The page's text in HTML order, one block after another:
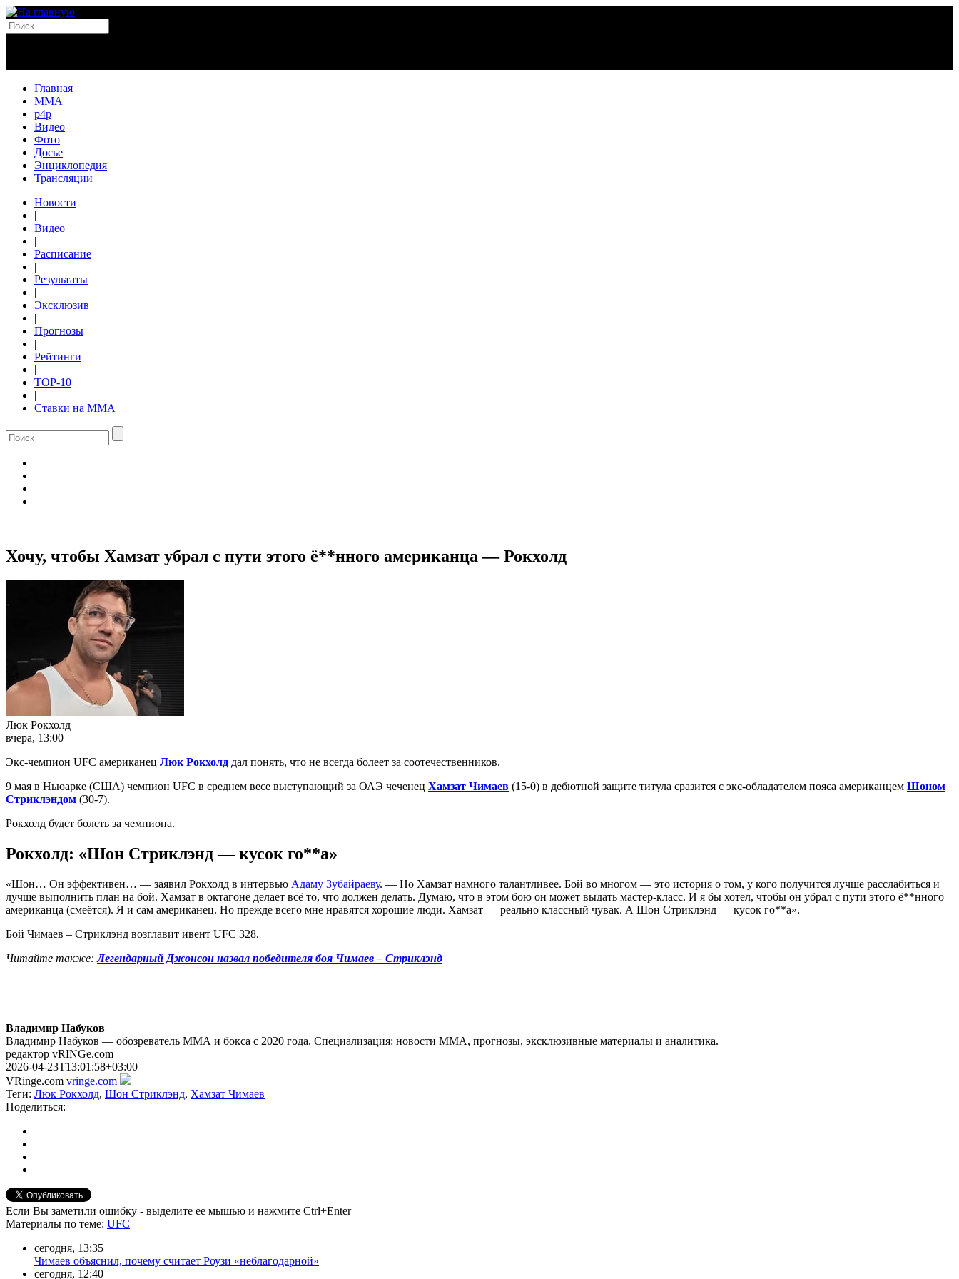
Главная
MMA
p4p
Видео
Фото
Досье
Энциклопедия
Трансляции
Новости
|
Видео
|
Расписание
|
Результаты
|
Эксклюзив
|
Прогнозы
|
Рейтинги
|
TOP-10
|
Ставки на ММА
Хочу, чтобы Хамзат убрал с пути этого ё**нного американца — Рокхолд
Люк Рокхолд
вчера, 13:00
Экс-чемпион UFC американец Люк Рокхолд дал понять, что не всегда болеет за соотечественников.
9 мая в Ньюарке (США) чемпион UFC в среднем весе выступающий за ОАЭ чеченец Хамзат Чимаев (15-0) в дебютной защите титула сразится с экс-обладателем пояса американцем Шоном
Стриклэндом (30-7).
Рокхолд будет болеть за чемпиона.
Рокхолд: «Шон Стриклэнд — кусок го**а»
«Шон… Он эффективен… — заявил Рокхолд в интервью Адаму Зубайраеву. — Но Хамзат намного талантливее. Бой во многом — это история о том, у кого получится лучше расслабиться и
лучше выполнить план на бой. Хамзат в октагоне делает всё то, что должен делать. Думаю, что в этом бою он может выдать мастер-класс. И я бы хотел, чтобы он убрал с пути этого ё**нного
американца (смеётся). Я и сам американец. Но прежде всего мне нравятся хорошие люди. Хамзат — реально классный чувак. А Шон Стриклэнд — кусок го**а».
Бой Чимаев – Стриклэнд возглавит ивент UFC 328.
Читайте также: Легендарный Джонсон назвал победителя боя Чимаев – Стриклэнд
Владимир Набуков
Владимир Набуков — обозреватель ММА и бокса с 2020 года. Специализация: новости ММА, прогнозы, эксклюзивные материалы и аналитика.
редактор vRINGe.com
2026-04-23T13:01:58+03:00
VRinge.com vringe.com
Теги: Люк Рокхолд, Шон Стриклэнд, Хамзат Чимаев
Поделиться:
Если Вы заметили ошибку - выделите ее мышью и нажмите Ctrl+Enter
Материалы по теме: UFC
сегодня, 13:35
Чимаев объяснил, почему считает Роузи «неблагодарной»
сегодня, 12:40